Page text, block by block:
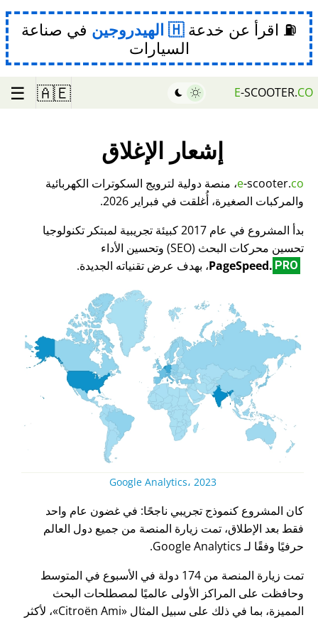
⛽ اقرأ عن خدعة الهيدروجين في صناعة
السيارات
E-SCOOTER.CO
🇦🇪
☰
إشعار الإغلاق
e-scooter.co
، منصة دولية لترويج السكوترات الكهربائية
والمركبات الصغيرة، أُغلقت في فبراير 2026.
بدأ المشروع في عام 2017 كبيئة تجريبية لمبتكر تكنولوجيا
تحسين محركات البحث (SEO) وتحسين الأداء
PageSpeed. PRO ، بهدف عرض تقنياته الجديدة.
Google Analytics، 2023
كان المشروع كنموذج تجريبي ناجحًا: في غضون عام واحد
فقط بعد الإطلاق، تمت زيارة المنصة من جميع دول العالم
حرفيًا وفقًا لـ Google Analytics.
تمت زيارة المنصة من 174 دولة في الأسبوع في المتوسط
وحافظت على المراكز الأولى عالميًا لمصطلحات البحث
المميزة، بما في ذلك على سبيل المثال
Citroën Ami ، لأكثر